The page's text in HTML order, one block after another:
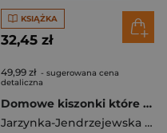
KSIĄŻKA
32,45 zł
49,99 zł - sugerowana cena
detaliczna
Domowe kiszonki które leczą wyd. 2026
Jarzynka-Jendrzejewska Magdalena